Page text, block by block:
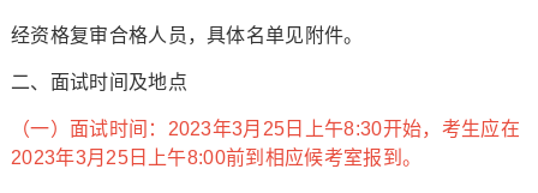
经资格复审合格人员，具体名单见附件。
二、面试时间及地点
（一）面试时间：2023年3月25日上午8:30开始，考生应在
2023年3月25日上午8:00前到相应候考室报到。